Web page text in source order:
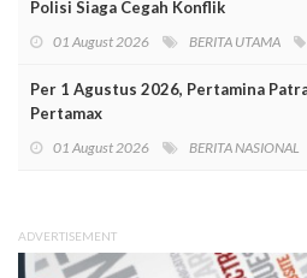
Polisi Siaga Cegah Konflik
01 August 2026 BERITA UTAMA
Per 1 Agustus 2026, Pertamina
Pertamax
01 August 2026 BERITA NASIONAL
ADVERTISEMENT